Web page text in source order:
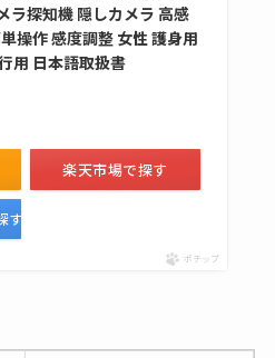
ない？売ってる場所
は？代わりの代用品
スはコンビニで売っ
てる？薬局やイオン
ラ探知機 隠しカメラ 高感
操作 感度調整 女性 護身用
用 日本語取扱書
楽天市場で探す
す
ポチップ